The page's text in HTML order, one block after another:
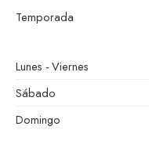
Temporada
Lunes - Viernes
Sábado
Domingo